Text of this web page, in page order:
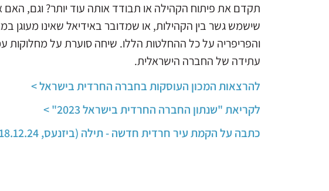
תקדם את פיתוח הקהילה או תבודד אותה עוד יותר? וגם, האם
שישמש גשר בין הקהילות, או שמדובר באידיאל שאינו מעוגן
והפריפריה על כל ההחלטות הללו. שיחה סוערת על מחלוקות
עתידה של החברה הישראלית.
להרצאות המכון העוסקות בחברה החרדית בישראל >
לקריאת "שנתון החברה החרדית בישראל 2023" >
כתבה על הקמת עיר חרדית חדשה - תילה (ביזנעס, 18.12.24) >